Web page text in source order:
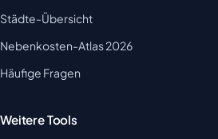
Städte-Übersicht
Nebenkosten-Atlas 2026
Häufige Fragen
Weitere Tools